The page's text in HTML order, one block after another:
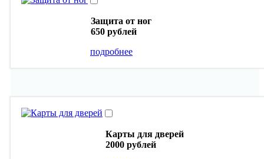
Защита от ног
650 рублей
подробнее
Карты для дверей
2000 рублей